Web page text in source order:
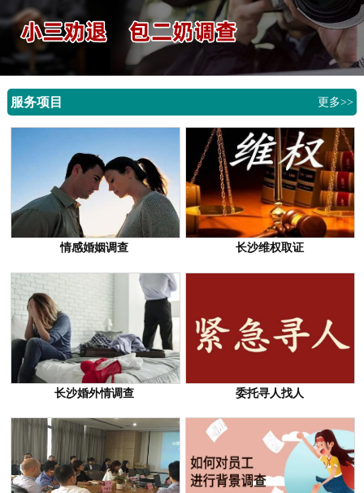
服务项目 更多>>
情感婚姻调查 长沙维权取证
长沙婚外情调查 委托寻人找人